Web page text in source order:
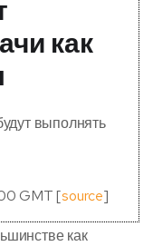
как
выполнять
GMT [source]
как